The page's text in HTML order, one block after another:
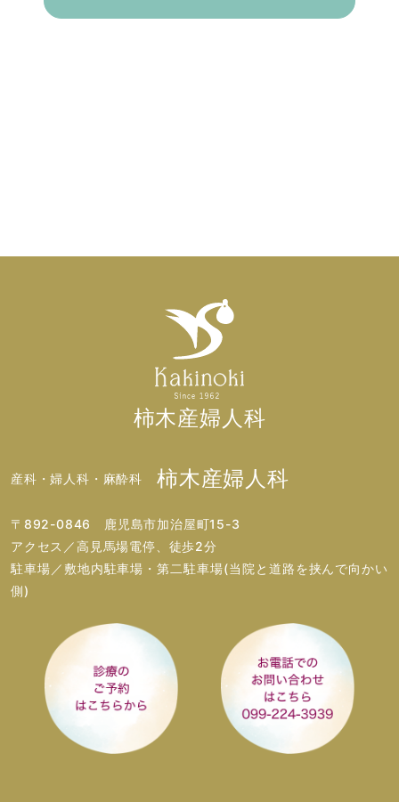
柿木産婦人科
産科・婦人科・麻酔科 柿木産婦人科
〒892-0846 鹿児島市加治屋町15-3
アクセス／高見馬場電停、徒歩2分
駐車場／敷地内駐車場・第二駐車場(当院と道路を挟んで向かい
側)